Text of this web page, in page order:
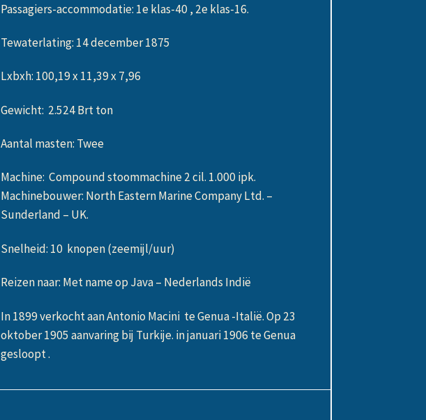
Passagiers-accommodatie: 1e klas-40 , 2e klas-16.
Tewaterlating: 14 december 1875
Lxbxh: 100,19 x 11,39 x 7,96
Gewicht: 2.524 Brt ton
Aantal masten: Twee
Machine: Compound stoommachine 2 cil. 1.000 ipk.
Machinebouwer: North Eastern Marine Company Ltd. –
Sunderland – UK.
Snelheid: 10 knopen (zeemijl/uur)
Reizen naar: Met name op Java – Nederlands Indië
In 1899 verkocht aan Antonio Macini te Genua -Italië. Op 23
oktober 1905 aanvaring bij Turkije. in januari 1906 te Genua
gesloopt .